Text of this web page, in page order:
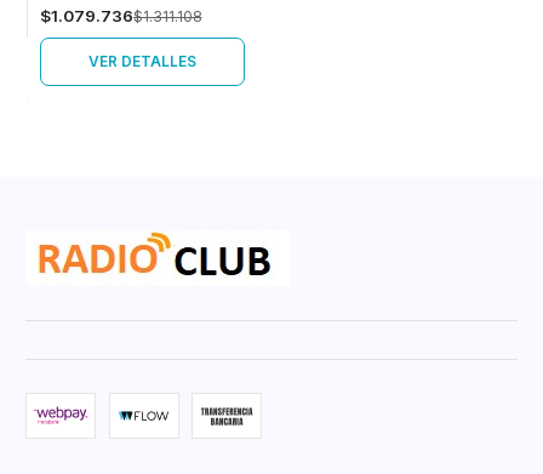
$1.079.736$1.311.108
VER DETALLES